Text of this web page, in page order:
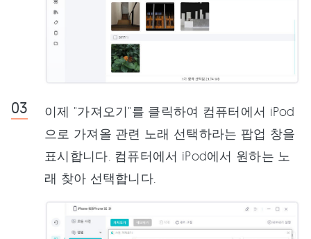
이제 "가져오기"를 클릭하여 컴퓨터에서 iPod
으로 가져올 관련 노래 선택하라는 팝업 창을
표시합니다. 컴퓨터에서 iPod에서 원하는 노
래 찾아 선택합니다.